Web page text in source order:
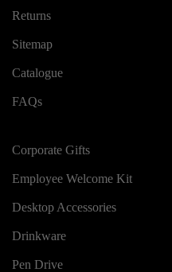
Returns
Sitemap
Catalogue
FAQs
Corporate Gifts
Employee Welcome Kit
Desktop Accessories
Drinkware
Pen Drive